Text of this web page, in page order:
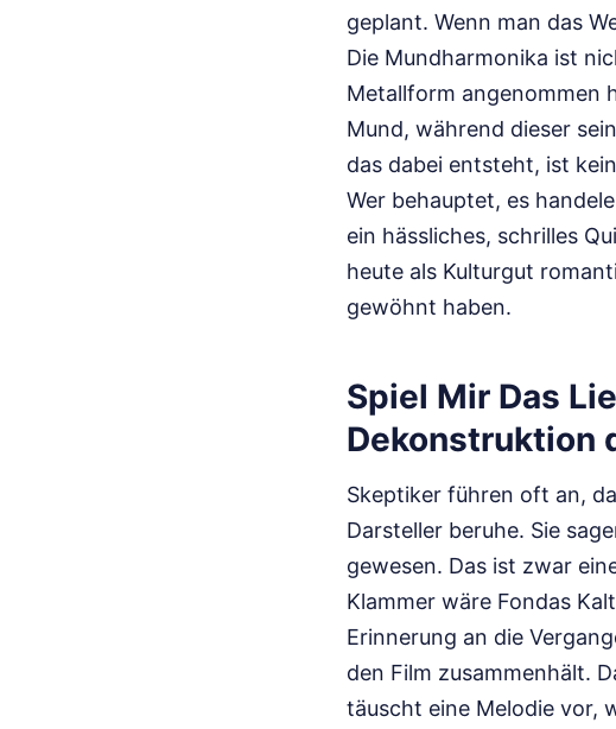
geplant. Wenn man das
Die Mundharmonika ist
Metallform angenommen
Mund, während dieser
das dabei entsteht, ist
Wer behauptet, es
ein hässliches, schrilles
heute als Kulturgut
gewöhnt haben.
Spiel Mir Das
Dekonstruktion
Skeptiker führen oft an,
Darsteller beruhe. Sie
gewesen. Das ist zwar
Klammer wäre Fondas
Erinnerung an die
den Film zusammenhält.
täuscht eine Melodie vor,